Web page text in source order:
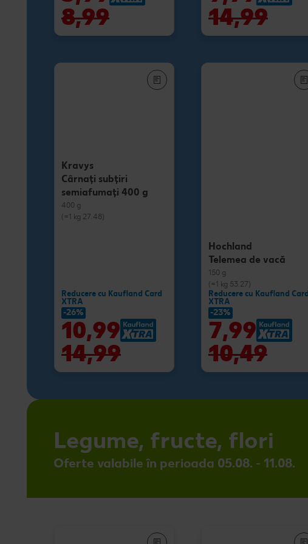
8,99
14,99
Kravys
Cârnați subțiri
semiafumați 400 g
400 g
(=1 kg 27.48)
Reducere cu Kaufland Card
XTRA
-26%
10,99
14,99
Hochland
Telemea de vacă
150 g
(=1 kg 53.27)
Reducere cu Kaufland Card
XTRA
-23%
7,99
10,49
Legume, fructe, flori
Oferte valabile în perioada 05.08. - 11.08.